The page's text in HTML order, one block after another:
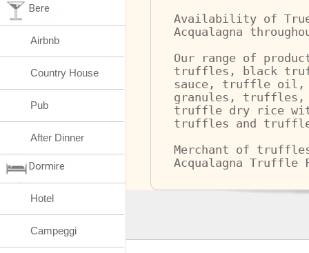
Availability of
Acqualagna
Our range of
truffles, black
sauce, truffle
granules,
truffle dry rice
truffles and
Merchant of truffles
Acqualagna Truffle
Bere
Airbnb
Country House
Pub
After Dinner
Dormire
Hotel
Campeggi